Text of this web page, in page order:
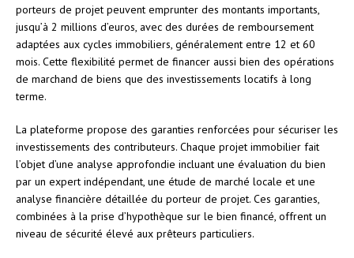
porteurs de projet peuvent emprunter des montants importants,
jusqu’à 2 millions d’euros, avec des durées de remboursement
adaptées aux cycles immobiliers, généralement entre 12 et 60
mois. Cette flexibilité permet de financer aussi bien des opérations
de marchand de biens que des investissements locatifs à long
terme.
La plateforme propose des garanties renforcées pour sécuriser les
investissements des contributeurs. Chaque projet immobilier fait
l’objet d’une analyse approfondie incluant une évaluation du bien
par un expert indépendant, une étude de marché locale et une
analyse financière détaillée du porteur de projet. Ces garanties,
combinées à la prise d’hypothèque sur le bien financé, offrent un
niveau de sécurité élevé aux prêteurs particuliers.